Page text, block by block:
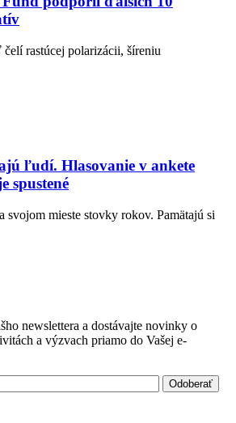
rastúcej polarizácii, šíreniu
ľudí. Hlasovanie v ankete
spustené
svojom mieste stovky rokov. Pamätajú si
newslettera a dostávajte novinky o
a výzvach priamo do Vašej e-